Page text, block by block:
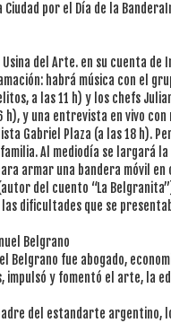
por el Día de la
del Arte. en su cuenta
habrá música con el
a las 11 h) y los chefs
h), y una entrevista en vivo
Gabriel Plaza (a las 18 h).
Al mediodía se largará
armar una bandera móvil en
del cuento “La
dificultades que se
Belgrano
Belgrano fue abogado,
impulsó y fomentó el arte, la
del estandarte argentino,